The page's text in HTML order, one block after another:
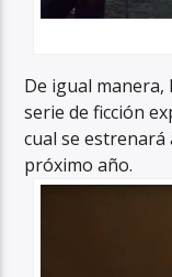
De igual
serie de ficción
cual se estrenará
próximo año.